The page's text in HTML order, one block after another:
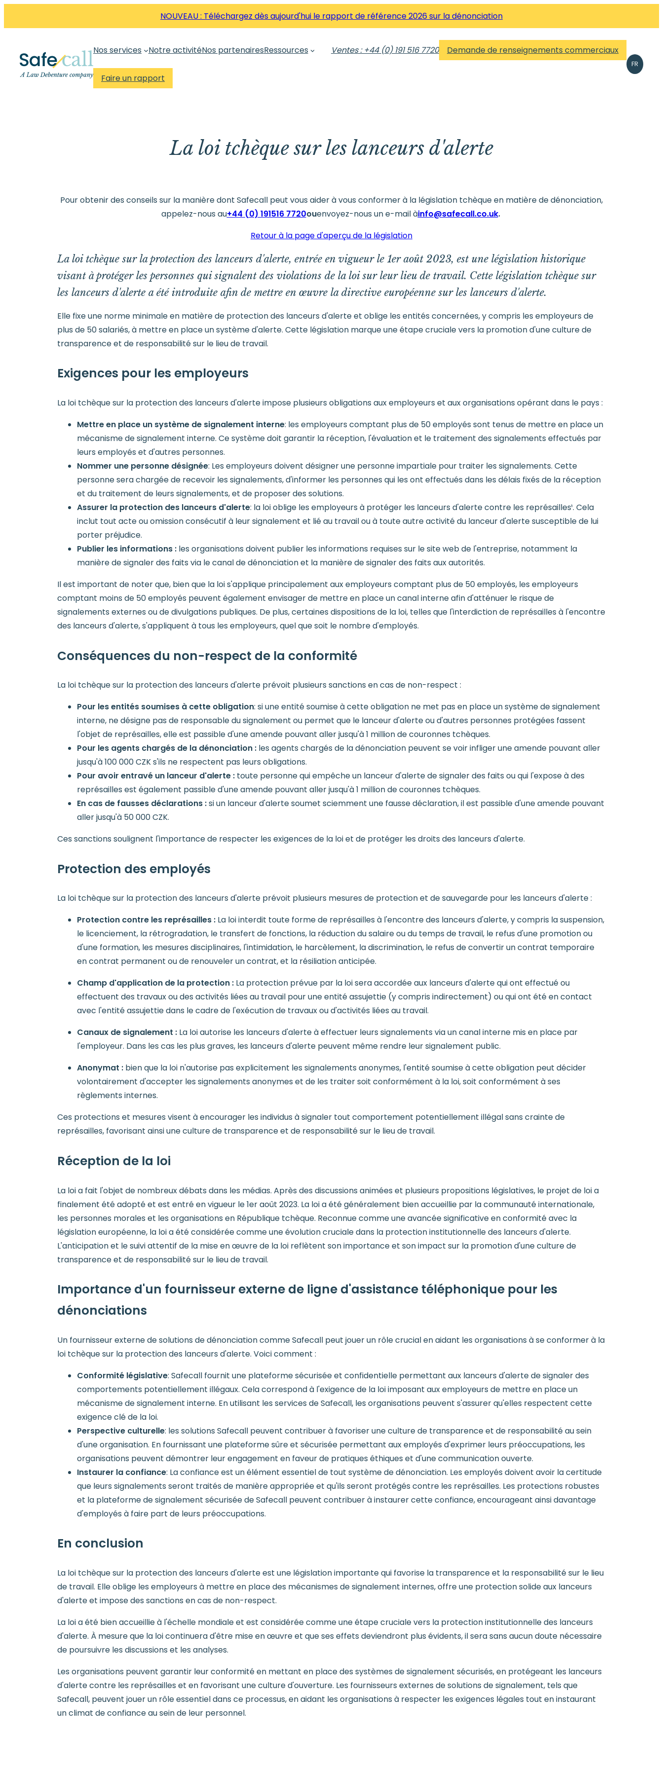
contenu
NOUVEAU : Téléchargez dès aujourd'hui le rapport de référence 2026 sur la dénonciation
Nos services Notre activitéNos partenairesRessources Ventes : +44 (0) 191 516 7720 Demande de renseignements commerciaux
Faire un rapport
FR
La loi tchèque sur les lanceurs d'alerte
Pour obtenir des conseils sur la manière dont Safecall peut vous aider à vous conformer à la législation tchèque en matière de dénonciation,
appelez-nous au+44 (0) 191516 7720ouenvoyez-nous un e-mail àinfo@safecall.co.uk.
Retour à la page d'aperçu de la législation
La loi tchèque sur la protection des lanceurs d'alerte, entrée en vigueur le 1er août 2023, est une législation historique
visant à protéger les personnes qui signalent des violations de la loi sur leur lieu de travail. Cette législation tchèque sur
les lanceurs d'alerte a été introduite afin de mettre en œuvre la directive européenne sur les lanceurs d'alerte.
Elle fixe une norme minimale en matière de protection des lanceurs d'alerte et oblige les entités concernées, y compris les employeurs de
plus de 50 salariés, à mettre en place un système d'alerte. Cette législation marque une étape cruciale vers la promotion d'une culture de
transparence et de responsabilité sur le lieu de travail.
Exigences pour les employeurs
La loi tchèque sur la protection des lanceurs d'alerte impose plusieurs obligations aux employeurs et aux organisations opérant dans le pays :
Mettre en place un système de signalement interne: les employeurs comptant plus de 50 employés sont tenus de mettre en place un
mécanisme de signalement interne. Ce système doit garantir la réception, l'évaluation et le traitement des signalements effectués par
leurs employés et d'autres personnes.
Nommer une personne désignée: Les employeurs doivent désigner une personne impartiale pour traiter les signalements. Cette
personne sera chargée de recevoir les signalements, d'informer les personnes qui les ont effectués dans les délais fixés de la réception
et du traitement de leurs signalements, et de proposer des solutions.
Assurer la protection des lanceurs d'alerte: la loi oblige les employeurs à protéger les lanceurs d'alerte contre les représailles¹. Cela
inclut tout acte ou omission consécutif à leur signalement et lié au travail ou à toute autre activité du lanceur d'alerte susceptible de lui
porter préjudice.
Publier les informations :les organisations doivent publier les informations requises sur le site web de l'entreprise, notamment la
manière de signaler des faits via le canal de dénonciation et la manière de signaler des faits aux autorités.
Il est important de noter que, bien que la loi s'applique principalement aux employeurs comptant plus de 50 employés, les employeurs
comptant moins de 50 employés peuvent également envisager de mettre en place un canal interne afin d'atténuer le risque de
signalements externes ou de divulgations publiques. De plus, certaines dispositions de la loi, telles que l'interdiction de représailles à l'encontre
des lanceurs d'alerte, s'appliquent à tous les employeurs, quel que soit le nombre d'employés.
Conséquences du non-respect de la conformité
La loi tchèque sur la protection des lanceurs d'alerte prévoit plusieurs sanctions en cas de non-respect :
Pour les entités soumises à cette obligation: si une entité soumise à cette obligation ne met pas en place un système de signalement
interne, ne désigne pas de responsable du signalement ou permet que le lanceur d'alerte ou d'autres personnes protégées fassent
l'objet de représailles, elle est passible d'une amende pouvant aller jusqu'à 1 million de couronnes tchèques.
Pour les agents chargés de la dénonciation :les agents chargés de la dénonciation peuvent se voir infliger une amende pouvant aller
jusqu'à 100 000 CZK s'ils ne respectent pas leurs obligations.
Pour avoir entravé un lanceur d'alerte :toute personne qui empêche un lanceur d'alerte de signaler des faits ou qui l'expose à des
représailles est également passible d'une amende pouvant aller jusqu'à 1 million de couronnes tchèques.
En cas de fausses déclarations :si un lanceur d'alerte soumet sciemment une fausse déclaration, il est passible d'une amende pouvant
aller jusqu'à 50 000 CZK.
Ces sanctions soulignent l'importance de respecter les exigences de la loi et de protéger les droits des lanceurs d'alerte.
Protection des employés
La loi tchèque sur la protection des lanceurs d'alerte prévoit plusieurs mesures de protection et de sauvegarde pour les lanceurs d'alerte :
Protection contre les représailles :La loi interdit toute forme de représailles à l'encontre des lanceurs d'alerte, y compris la suspension,
le licenciement, la rétrogradation, le transfert de fonctions, la réduction du salaire ou du temps de travail, le refus d'une promotion ou
d'une formation, les mesures disciplinaires, l'intimidation, le harcèlement, la discrimination, le refus de convertir un contrat temporaire
en contrat permanent ou de renouveler un contrat, et la résiliation anticipée.
Champ d'application de la protection :La protection prévue par la loi sera accordée aux lanceurs d'alerte qui ont effectué ou
effectuent des travaux ou des activités liées au travail pour une entité assujettie (y compris indirectement) ou qui ont été en contact
avec l'entité assujettie dans le cadre de l'exécution de travaux ou d'activités liées au travail.
Canaux de signalement :La loi autorise les lanceurs d'alerte à effectuer leurs signalements via un canal interne mis en place par
l'employeur. Dans les cas les plus graves, les lanceurs d'alerte peuvent même rendre leur signalement public.
Anonymat :bien que la loi n'autorise pas explicitement les signalements anonymes, l'entité soumise à cette obligation peut décider
volontairement d'accepter les signalements anonymes et de les traiter soit conformément à la loi, soit conformément à ses
règlements internes.
Ces protections et mesures visent à encourager les individus à signaler tout comportement potentiellement illégal sans crainte de
représailles, favorisant ainsi une culture de transparence et de responsabilité sur le lieu de travail.
Réception de la loi
La loi a fait l'objet de nombreux débats dans les médias. Après des discussions animées et plusieurs propositions législatives, le projet de loi a
finalement été adopté et est entré en vigueur le 1er août 2023. La loi a été généralement bien accueillie par la communauté internationale,
les personnes morales et les organisations en République tchèque. Reconnue comme une avancée significative en conformité avec la
législation européenne, la loi a été considérée comme une évolution cruciale dans la protection institutionnelle des lanceurs d'alerte.
L'anticipation et le suivi attentif de la mise en œuvre de la loi reflètent son importance et son impact sur la promotion d'une culture de
transparence et de responsabilité sur le lieu de travail.
Importance d'un fournisseur externe de ligne d'assistance téléphonique pour les
dénonciations
Un fournisseur externe de solutions de dénonciation comme Safecall peut jouer un rôle crucial en aidant les organisations à se conformer à la
loi tchèque sur la protection des lanceurs d'alerte. Voici comment :
Conformité législative: Safecall fournit une plateforme sécurisée et confidentielle permettant aux lanceurs d'alerte de signaler des
comportements potentiellement illégaux. Cela correspond à l'exigence de la loi imposant aux employeurs de mettre en place un
mécanisme de signalement interne. En utilisant les services de Safecall, les organisations peuvent s'assurer qu'elles respectent cette
exigence clé de la loi.
Perspective culturelle: les solutions Safecall peuvent contribuer à favoriser une culture de transparence et de responsabilité au sein
d'une organisation. En fournissant une plateforme sûre et sécurisée permettant aux employés d'exprimer leurs préoccupations, les
organisations peuvent démontrer leur engagement en faveur de pratiques éthiques et d'une communication ouverte.
Instaurer la confiance: La confiance est un élément essentiel de tout système de dénonciation. Les employés doivent avoir la certitude
que leurs signalements seront traités de manière appropriée et qu'ils seront protégés contre les représailles. Les protections robustes
et la plateforme de signalement sécurisée de Safecall peuvent contribuer à instaurer cette confiance, encourageant ainsi davantage
d'employés à faire part de leurs préoccupations.
En conclusion
La loi tchèque sur la protection des lanceurs d'alerte est une législation importante qui favorise la transparence et la responsabilité sur le lieu
de travail. Elle oblige les employeurs à mettre en place des mécanismes de signalement internes, offre une protection solide aux lanceurs
d'alerte et impose des sanctions en cas de non-respect.
La loi a été bien accueillie à l'échelle mondiale et est considérée comme une étape cruciale vers la protection institutionnelle des lanceurs
d'alerte. À mesure que la loi continuera d'être mise en œuvre et que ses effets deviendront plus évidents, il sera sans aucun doute nécessaire
de poursuivre les discussions et les analyses.
Les organisations peuvent garantir leur conformité en mettant en place des systèmes de signalement sécurisés, en protégeant les lanceurs
d'alerte contre les représailles et en favorisant une culture d'ouverture. Les fournisseurs externes de solutions de signalement, tels que
Safecall, peuvent jouer un rôle essentiel dans ce processus, en aidant les organisations à respecter les exigences légales tout en instaurant
un climat de confiance au sein de leur personnel.